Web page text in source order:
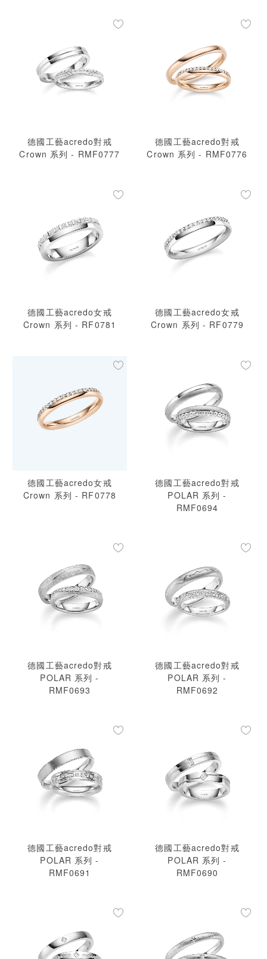
德國工藝acredo對戒
Crown 系列 - RMF0777
德國工藝acredo對戒
Crown 系列 - RMF0776
德國工藝acredo女戒
Crown 系列 - RF0781
德國工藝acredo女戒
Crown 系列 - RF0779
德國工藝acredo女戒
Crown 系列 - RF0778
德國工藝acredo對戒
POLAR 系列 -
RMF0694
德國工藝acredo對戒
POLAR 系列 -
RMF0693
德國工藝acredo對戒
POLAR 系列 -
RMF0692
德國工藝acredo對戒
POLAR 系列 -
RMF0691
德國工藝acredo對戒
POLAR 系列 -
RMF0690